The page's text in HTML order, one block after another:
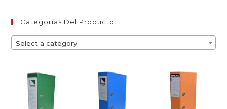
Categorías Del Producto
Select a category